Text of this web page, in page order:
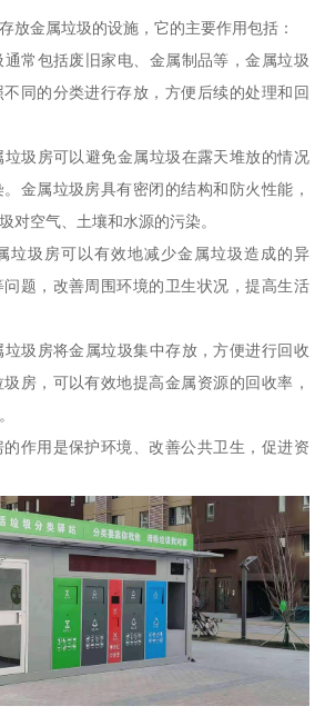
放金属垃圾的设施，它的主要作用包括：
常包括废旧家电、金属制品等，金属垃圾
同的分类进行存放，方便后续的处理和回
圾房可以避免金属垃圾在露天堆放的情况
金属垃圾房具有密闭的结构和防火性能，
对空气、土壤和水源的污染。
垃圾房可以有效地减少金属垃圾造成的异
题，改善周围环境的卫生状况，提高生活
圾房将金属垃圾集中存放，方便进行回收
房，可以有效地提高金属资源的回收率，
作用是保护环境、改善公共卫生，促进资